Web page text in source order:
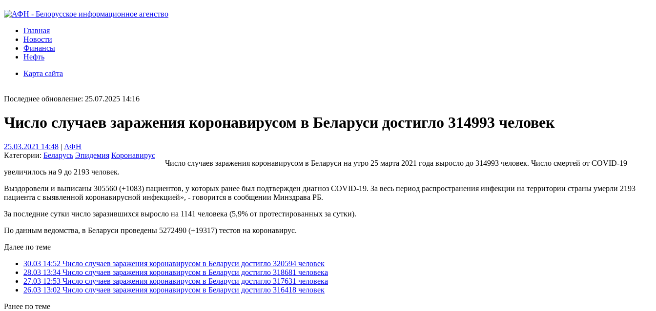
Главная
Новости
Финансы
Нефть
Карта сайта
Последнее обновление: 25.07.2025 14:16
Число случаев заражения коронавирусом в Беларуси достигло 314993 человек
25.03.2021 14:48 | АФН
Категории: Беларусь Эпидемия Коронавирус
Число случаев заражения коронавирусом в Беларуси на утро 25 марта 2021 года выросло до 314993 человек. Число смертей от COVID-19
увеличилось на 9 до 2193 человек.
Выздоровели и выписаны 305560 (+1083) пациентов, у которых ранее был подтвержден диагноз COVID-19. За весь период распространения инфекции на территории страны умерли 2193
пациента с выявленной коронавирусной инфекцией», - говорится в сообщении Минздрава РБ.
За последние сутки число заразившихся выросло на 1141 человека (5,9% от протестированных за сутки).
По данным ведомства, в Беларуси проведены 5272490 (+19317) тестов на коронавирус.
Далее по теме
30.03 14:52 Число случаев заражения коронавирусом в Беларуси достигло 320594 человек
28.03 13:34 Число случаев заражения коронавирусом в Беларуси достигло 318681 человека
27.03 12:53 Число случаев заражения коронавирусом в Беларуси достигло 317631 человека
26.03 13:02 Число случаев заражения коронавирусом в Беларуси достигло 316418 человек
Ранее по теме